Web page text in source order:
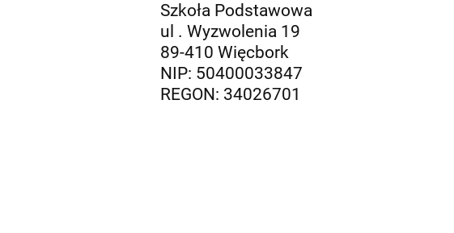
Szkoła Podstawowa
ul . Wyzwolenia 19
89-410 Więcbork
NIP: 50400033847
REGON: 34026701